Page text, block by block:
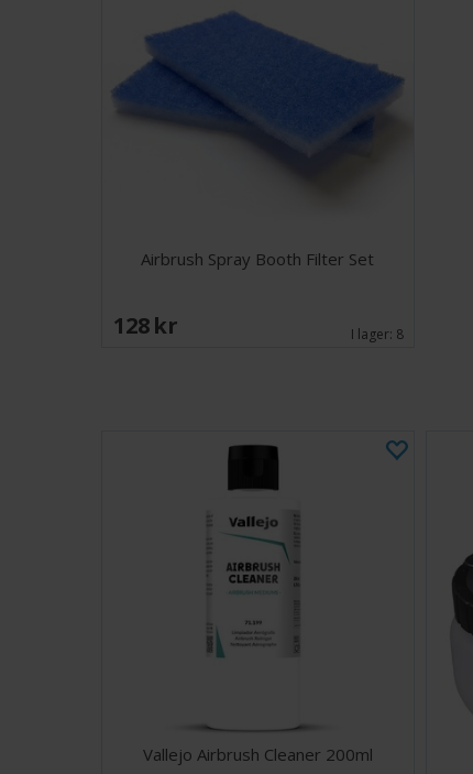
Airbrush Spray Booth Filter Set
128 SEK I lager: 8
Vallejo Airbrush Cleaner 200ml